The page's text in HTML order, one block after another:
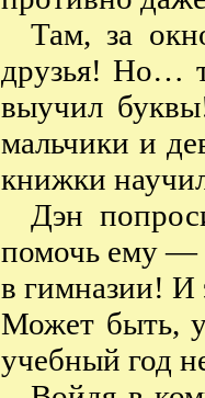
Там, за
друзья! Но…
выучил
мальчики и
книжки
Дэн
помочь ему —
в гимназии! И
Может быть,
учебный год